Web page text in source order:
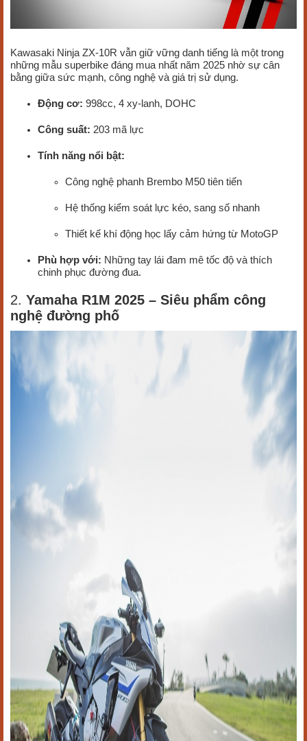
Kawasaki Ninja ZX-10R vẫn giữ vững danh tiếng là một trong
những mẫu superbike đáng mua nhất năm 2025 nhờ sự cân
bằng giữa sức mạnh, công nghệ và giá trị sử dụng.
Động cơ: 998cc, 4 xy-lanh, DOHC
Công suất: 203 mã lực
Tính năng nổi bật:
Công nghệ phanh Brembo M50 tiên tiến
Hệ thống kiểm soát lực kéo, sang số nhanh
Thiết kế khí động học lấy cảm hứng từ MotoGP
Phù hợp với: Những tay lái đam mê tốc độ và thích
chinh phục đường đua.
2. Yamaha R1M 2025 – Siêu phẩm công
nghệ đường phố